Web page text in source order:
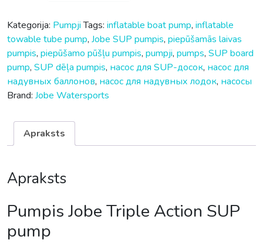
Kategorija: Pumpji Tags: inflatable boat pump, inflatable
towable tube pump, Jobe SUP pumpis, piepūšamās laivas
pumpis, piepūšamo pūšļu pumpis, pumpji, pumps, SUP board
pump, SUP dēļa pumpis, насос для SUP-досок, насос для
надувных баллонов, насос для надувных лодок, насосы
Brand: Jobe Watersports
Apraksts
Apraksts
Pumpis Jobe Triple Action SUP
pump